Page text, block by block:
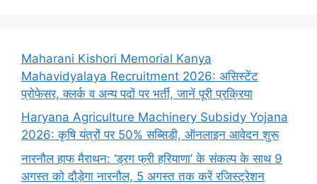
Maharani Kishori Memorial Kanya
Mahavidyalaya Recruitment 2026: असिस्टेंट
प्रोफेसर, क्लर्क व अन्य पदों पर भर्ती, जानें पूरी प्रक्रिया
Haryana Agriculture Machinery Subsidy Yojana
2026: कृषि यंत्रों पर 50% सब्सिडी, ऑनलाइन आवेदन शुरू
नारनौल हाफ मैराथन: ‘ड्रग फ्री हरियाणा’ के संकल्प के साथ 9
अगस्त को दौड़ेगा नारनौल, 5 अगस्त तक करें रजिस्ट्रेशन